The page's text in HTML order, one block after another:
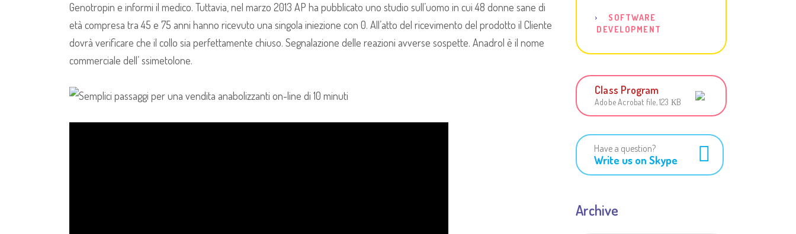
Genotropin e informi il medico. Tuttavia, nel marzo 2013 AP ha pubblicato uno studio sull’uomo in cui 48 donne sane di
età compresa tra 45 e 75 anni hanno ricevuto una singola iniezione con 0. All’atto del ricevimento del prodotto il Cliente
dovrà verificare che il collo sia perfettamente chiuso. Segnalazione delle reazioni avverse sospette. Anadrol è il nome
commerciale dell’ ssimetolone.
SOFTWARE
DEVELOPMENT
Class Program
Adobe Acrobat file, 123 КB
Have a question?
Write us on Skype
Archive